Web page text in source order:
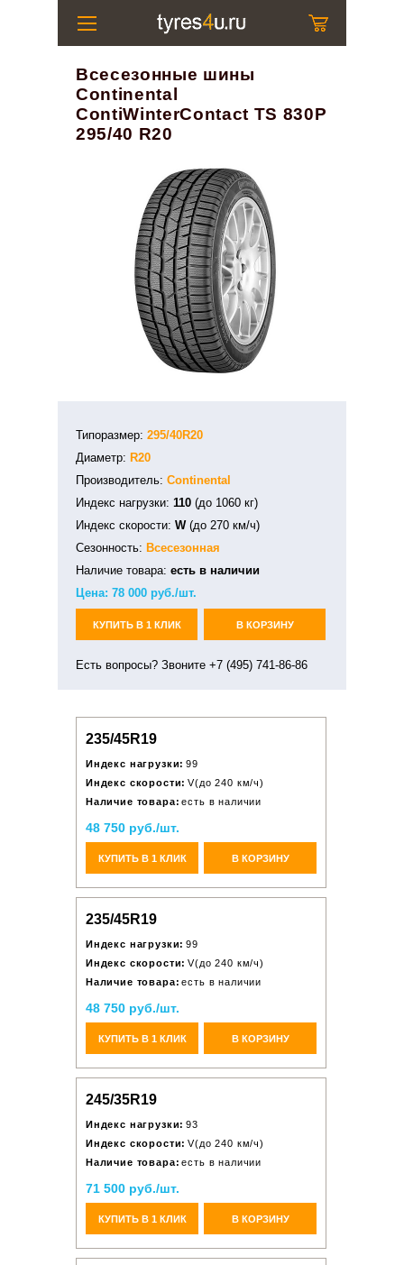
Всесезонные шины
Continental
ContiWinterContact TS 830P
295/40 R20
Типоразмер: 295/40R20
Диаметр: R20
Производитель: Continental
Индекс нагрузки: 110 (до 1060 кг)
Индекс скорости: W(до 270 км/ч)
Сезонность: Всесезонная
Наличие товара: есть в наличии
Цена: 78 000 руб./шт.
КУПИТЬ В 1 КЛИК В КОРЗИНУ
Есть вопросы? Звоните +7 (495) 741-86-86
235/45R19
Индекс нагрузки: 99
Индекс скорости: V(до 240 км/ч)
Наличие товара: есть в наличии
48 750 руб./шт.
КУПИТЬ В 1 КЛИК В КОРЗИНУ
235/45R19
Индекс нагрузки: 99
Индекс скорости: V(до 240 км/ч)
Наличие товара: есть в наличии
48 750 руб./шт.
КУПИТЬ В 1 КЛИК В КОРЗИНУ
245/35R19
Индекс нагрузки: 93
Индекс скорости: V(до 240 км/ч)
Наличие товара: есть в наличии
71 500 руб./шт.
КУПИТЬ В 1 КЛИК В КОРЗИНУ